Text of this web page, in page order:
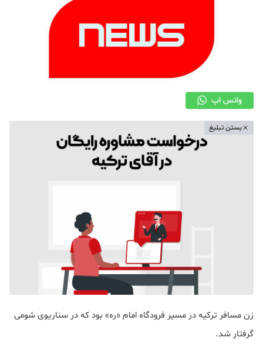
واتس اپ
بستن تبلیغ
زن مسافر ترکیه در مسیر فرودگاه امام «ره» بود که در سناریوی شومی
گرفتار شد.